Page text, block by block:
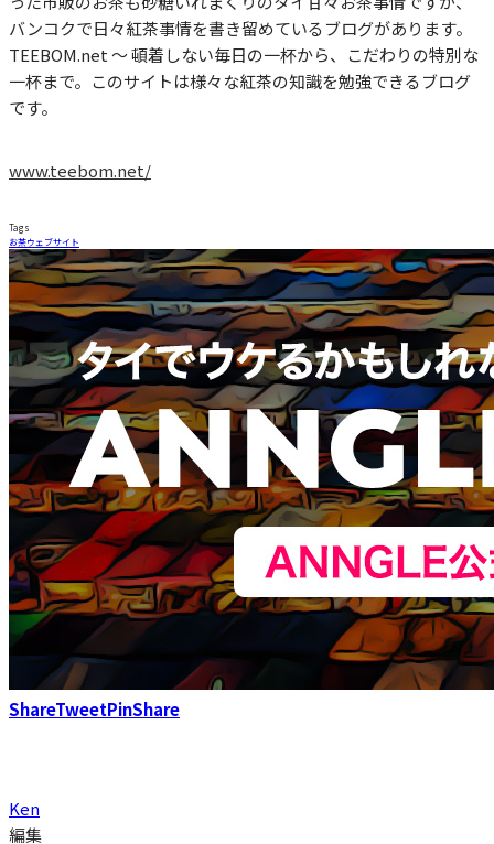
バンコクで日々紅茶事情を書き留めているブログがあります。
TEEBOM.net 〜 頓着しない毎日の一杯から、こだわりの特別な
一杯まで。このサイトは様々な紅茶の知識を勉強できるブログ
です。
www.teebom.net/
Tags
お茶ウェブサイト
ShareTweetPinShare
Ken
編集